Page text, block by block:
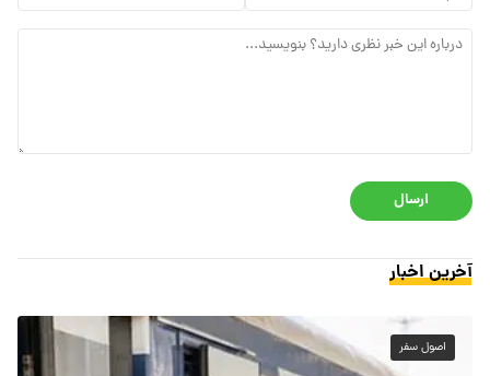
ارسال
آخرین اخبار
اصول سفر